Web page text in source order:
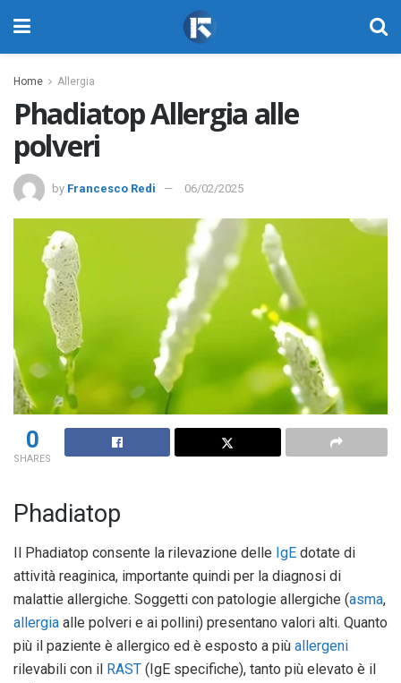
Home Allergia
Phadiatop Allergia alle
polveri
by Francesco Redi 06/02/2025
0
SHARES
Phadiatop
Il Phadiatop consente la rilevazione delle IgE dotate di
attività reaginica, importante quindi per la diagnosi di
malattie allergiche. Soggetti con patologie allergiche (asma,
allergia alle polveri e ai pollini) presentano valori alti. Quanto
più il paziente è allergico ed è esposto a più allergeni
rilevabili con il RAST (IgE specifiche), tanto più elevato è il